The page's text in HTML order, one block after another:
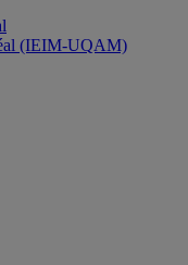
(IEIM-UQAM)